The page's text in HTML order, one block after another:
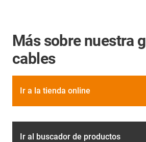
Más sobre nuestra
cables
Ir a la tienda online
Ir al buscador de productos